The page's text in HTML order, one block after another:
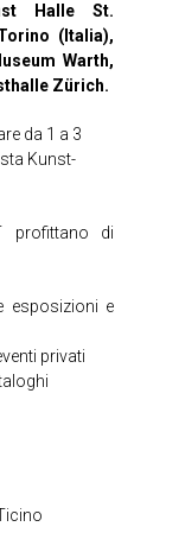
Halle St.
(Italia),
Warth,
Zürich.
da 1 a 3
Kunst-
profittano di
esposizioni e
privati